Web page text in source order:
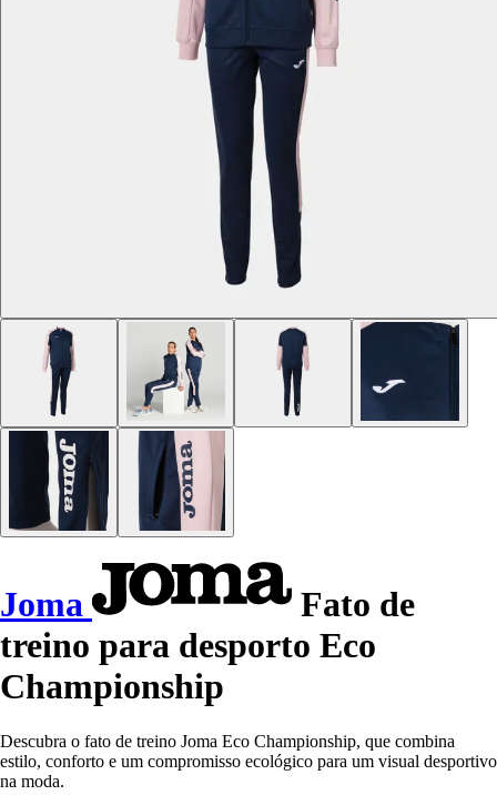
Joma
Fato de
treino para desporto Eco
Championship
Descubra o fato de treino Joma Eco Championship, que combina
estilo, conforto e um compromisso ecológico para um visual desportivo
na moda.